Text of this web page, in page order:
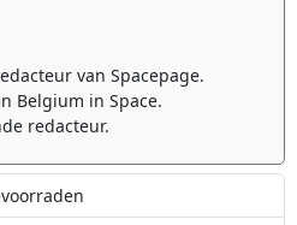
van Spacepage.
Belgium in Space.
redacteur.